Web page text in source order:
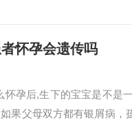
怀孕会遗传吗
怀孕后,生下的宝宝是不是
果父母双方都有银屑病